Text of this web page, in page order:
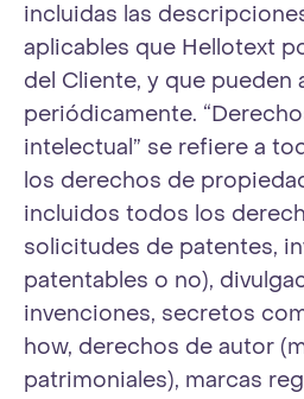
incluidas las
aplicables que Hellotext
del Cliente, y que pueden
periódicamente.
intelectual” se refiere a
los derechos de
incluidos todos los
solicitudes de patentes,
patentables o no),
invenciones, secretos
how, derechos de autor
patrimoniales), marcas